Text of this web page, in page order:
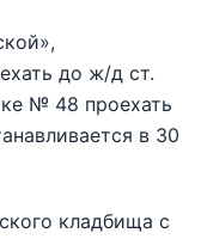
до ж/д ст.
№ 48 проехать
в 30
кладбища с